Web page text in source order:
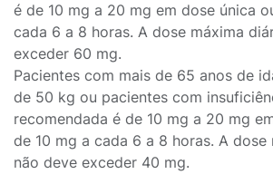
é de 10 mg a 20 mg em dose única
cada 6 a 8 horas. A dose máxima
exceder 60 mg.
Pacientes com mais de 65 anos de
de 50 kg ou pacientes com
recomendada é de 10 mg a 20 mg
de 10 mg a cada 6 a 8 horas. A dose
não deve exceder 40 mg.